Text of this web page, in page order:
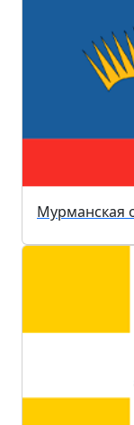
Мурманская